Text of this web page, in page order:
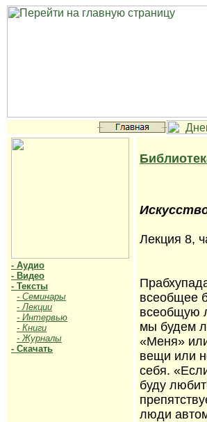
- Аудио
- Видео
- Тексты
- Семинары
- Лекции
- Интервью
- Книги
- Журналы
- Скачать
Лекция 8,
всеобщее
всеобщую
мы будем
«Меня»
вещи или
себя.
буду
люди